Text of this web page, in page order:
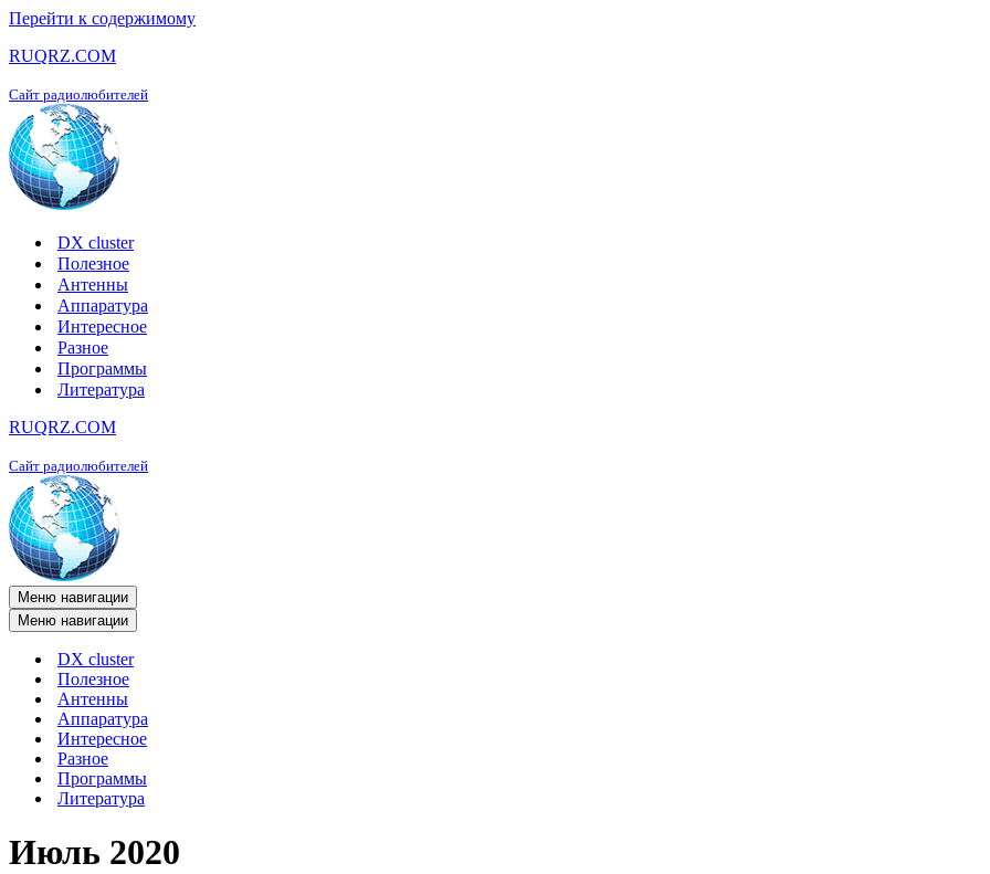
Перейти к содержимому
RUQRZ.COM
Сайт радиолюбителей
DX cluster
Полезное
Антенны
Аппаратура
Интересное
Разное
Программы
Литература
RUQRZ.COM
Сайт радиолюбителей
Меню навигации
Меню навигации
DX cluster
Полезное
Антенны
Аппаратура
Интересное
Разное
Программы
Литература
Июль 2020